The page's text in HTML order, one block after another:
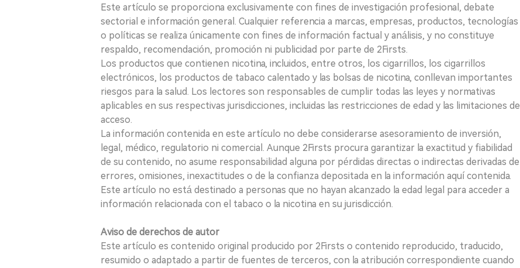
Este artículo se proporciona exclusivamente con fines de investigación profesional, debate
sectorial e información general. Cualquier referencia a marcas, empresas, productos, tecnologías
o políticas se realiza únicamente con fines de información factual y análisis, y no constituye
respaldo, recomendación, promoción ni publicidad por parte de 2Firsts.
Los productos que contienen nicotina, incluidos, entre otros, los cigarrillos, los cigarrillos
electrónicos, los productos de tabaco calentado y las bolsas de nicotina, conllevan importantes
riesgos para la salud. Los lectores son responsables de cumplir todas las leyes y normativas
aplicables en sus respectivas jurisdicciones, incluidas las restricciones de edad y las limitaciones de
acceso.
La información contenida en este artículo no debe considerarse asesoramiento de inversión,
legal, médico, regulatorio ni comercial. Aunque 2Firsts procura garantizar la exactitud y fiabilidad
de su contenido, no asume responsabilidad alguna por pérdidas directas o indirectas derivadas de
errores, omisiones, inexactitudes o de la confianza depositada en la información aquí contenida.
Este artículo no está destinado a personas que no hayan alcanzado la edad legal para acceder a
información relacionada con el tabaco o la nicotina en su jurisdicción.
Aviso de derechos de autor
Este artículo es contenido original producido por 2Firsts o contenido reproducido, traducido,
resumido o adaptado a partir de fuentes de terceros, con la atribución correspondiente cuando